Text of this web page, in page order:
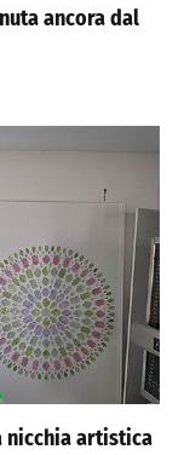
ancora dal
nicchia artistica